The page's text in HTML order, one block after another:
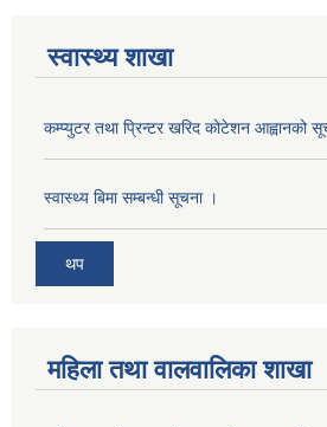
स्वास्थ्य शाखा
कम्प्युटर तथा प्रिन्टर खरिद कोटेशन आह्वानको
स्वास्थ्य बिमा सम्बन्धी सूचना ।
थप
महिला तथा वालवालिका शाखा